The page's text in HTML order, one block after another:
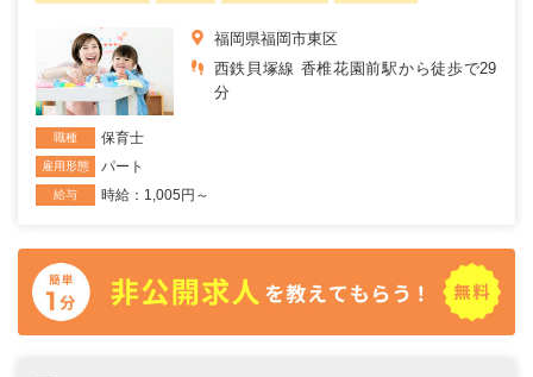
福岡県福岡市東区
西鉄貝塚線 香椎花園前駅から徒歩で29
分
職種 保育士
雇用形態 パート
給与 時給：1,005円～